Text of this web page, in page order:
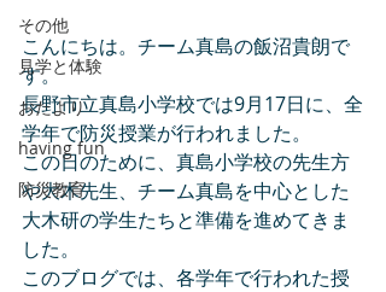
その他
見学と体験
おたより
having fun
防災教育
こんにちは。チーム真島の飯沼貴朗で
す。
長野市立真島小学校では9月17日に、全
学年で防災授業が行われました。
この日のために、真島小学校の先生方
や大木先生、チーム真島を中心とした
大木研の学生たちと準備を進めてきま
した。
このブログでは、各学年で行われた授